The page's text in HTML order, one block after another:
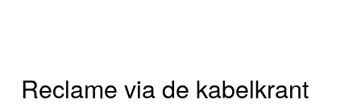
Reclame via de kabelkrant